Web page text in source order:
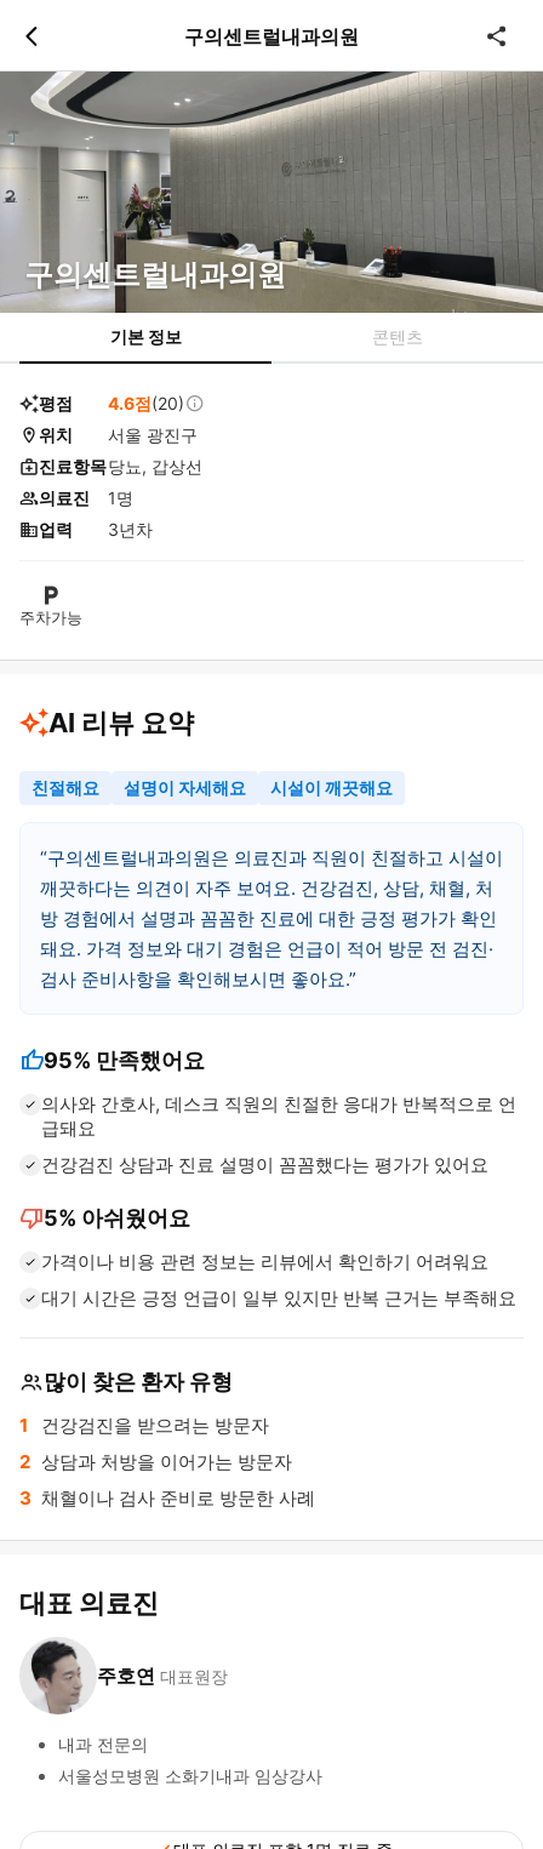
구의센트럴내과의원
구의센트럴내과의원
기본 정보 콘텐츠
평점 4.6점(20)
위치
서울 광진구
진료항목당뇨, 갑상선
의료진
1명
업력
3년차
주차가능
AI 리뷰 요약
친절해요 설명이 자세해요 시설이 깨끗해요
구의센트럴내과의원은 의료진과 직원이 친절하고 시설이
깨끗하다는 의견이 자주 보여요. 건강검진, 상담, 채혈, 처
방 경험에서 설명과 꼼꼼한 진료에 대한 긍정 평가가 확인
돼요. 가격 정보와 대기 경험은 언급이 적어 방문 전 검진·
검사 준비사항을 확인해보시면 좋아요.
thumb_up95% 만족했어요
의사와 간호사, 데스크 직원의 친절한 응대가 반복적으로 언
급돼요
건강검진 상담과 진료 설명이 꼼꼼했다는 평가가 있어요
thumb_down5% 아쉬웠어요
가격이나 비용 관련 정보는 리뷰에서 확인하기 어려워요
대기 시간은 긍정 언급이 일부 있지만 반복 근거는 부족해요
많이 찾은 환자 유형
건강검진을 받으려는 방문자
상담과 처방을 이어가는 방문자
채혈이나 검사 준비로 방문한 사례
대표 의료진
주호연 대표원장
내과 전문의
서울성모병원 소화기내과 임상강사